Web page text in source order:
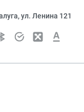
ул. Ленина 121